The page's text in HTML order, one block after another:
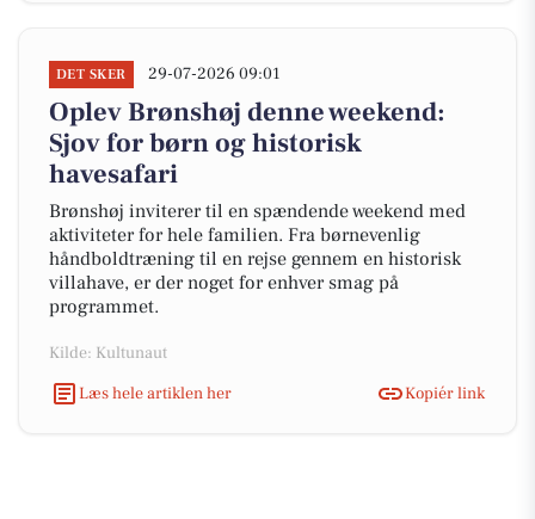
DET SKER 29-07-2026 09:01
Oplev Brønshøj denne weekend:
Sjov for børn og historisk
havesafari
Brønshøj inviterer til en spændende weekend med
aktiviteter for hele familien. Fra børnevenlig
håndboldtræning til en rejse gennem en historisk
villahave, er der noget for enhver smag på
programmet.
Kilde: Kultunaut
Læs hele artiklen her
Kopiér link